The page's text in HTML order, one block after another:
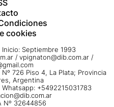
cookies
Septiembre 1993
/ vpignaton@dib.com.ar /
726 Piso 4, La Plata; Provincia
Argentina
+5492215031783
Nº 32644856